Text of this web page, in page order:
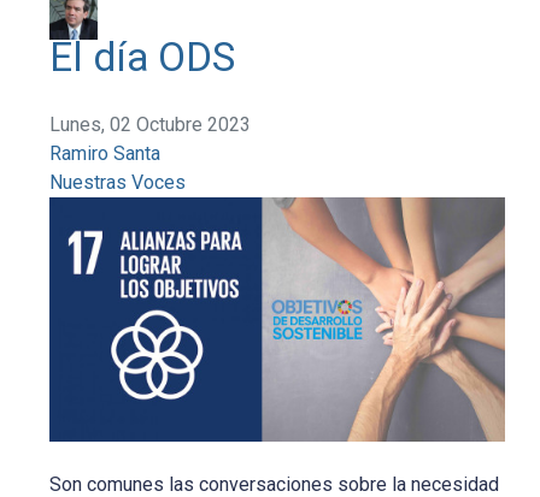
El día ODS
Lunes, 02 Octubre 2023
Ramiro Santa
Nuestras Voces
Son comunes las conversaciones sobre la necesidad